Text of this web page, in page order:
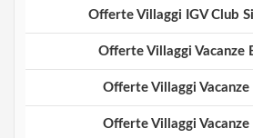
Offerte Villaggi IGV Club
Offerte Villaggi Vacanze
Offerte Villaggi Vacanze
Offerte Villaggi Vacanze